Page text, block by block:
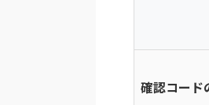
確認コード